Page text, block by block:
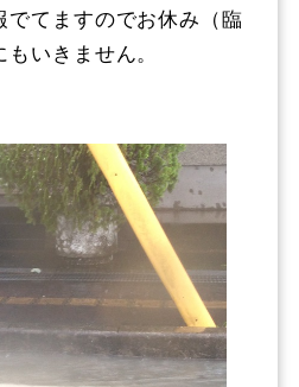
でてますのでお休み（臨
いきません。